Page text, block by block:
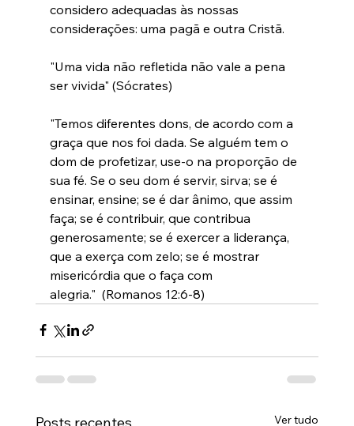
considero adequadas às nossas
considerações: uma pagã e outra Cristã.
"Uma vida não refletida não vale a pena
ser vivida" (Sócrates)
"Temos diferentes dons, de acordo com a
graça que nos foi dada. Se alguém tem o
dom de profetizar, use-o na proporção de
sua fé. Se o seu dom é servir, sirva; se é
ensinar, ensine; se é dar ânimo, que assim
faça; se é contribuir, que contribua
generosamente; se é exercer a liderança,
que a exerça com zelo; se é mostrar
misericórdia que o faça com
alegria."  (Romanos 12:6-8)
Posts recentes Ver tudo